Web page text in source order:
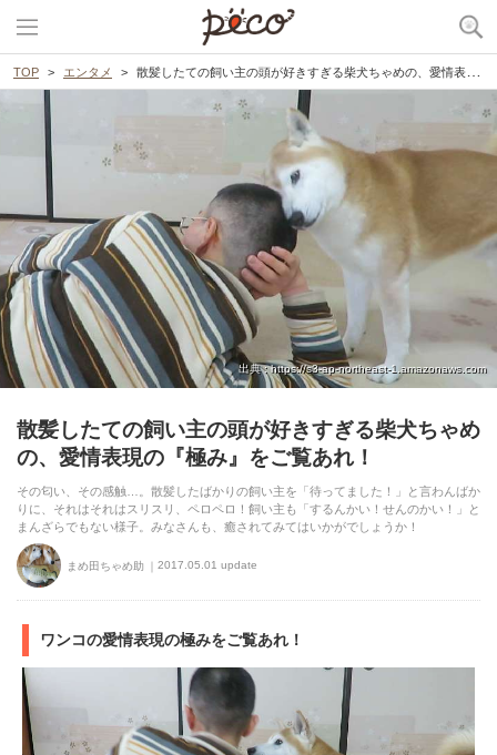
TOP エンタメ 散髪したての飼い主の頭が好きすぎる柴犬ちゃめの、愛情表現の『極み』をご覧あれ！
出典 : https://s3-ap-northeast-1.amazonaws.com
散髪したての飼い主の頭が好きすぎる柴犬ちゃめ
の、愛情表現の『極み』をご覧あれ！
その匂い、その感触…。散髪したばかりの飼い主を「待ってました！」と言わんばか
りに、それはそれはスリスリ、ペロペロ！飼い主も「するんかい！せんのかい！」と
まんざらでもない様子。みなさんも、癒されてみてはいかがでしょうか！
まめ田ちゃめ助 2017.05.01 update
ワンコの愛情表現の極みをご覧あれ！